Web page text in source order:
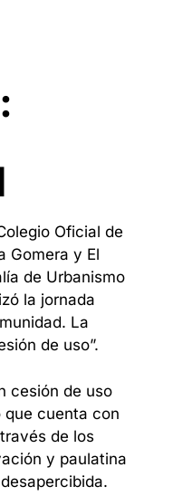
Oficial de
Gomera y El
de Urbanismo
la jornada
La
de uso”.
cesión de uso
cuenta con
de los
y paulatina